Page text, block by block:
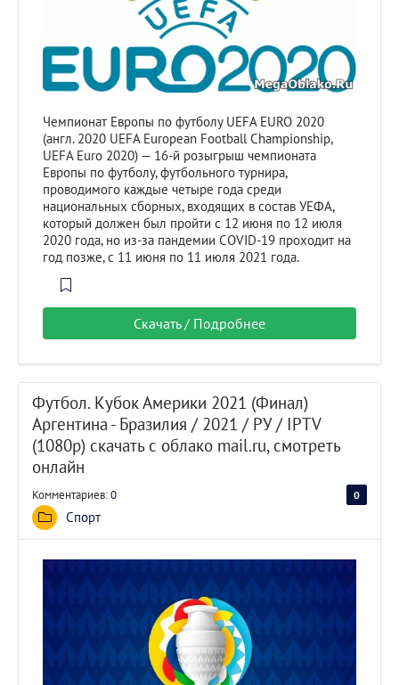
Чемпионат Европы по футболу UEFA EURO 2020
(англ. 2020 UEFA European Football Championship,
UEFA Euro 2020) — 16-й розыгрыш чемпионата
Европы по футболу, футбольного турнира,
проводимого каждые четыре года среди
национальных сборных, входящих в состав УЕФА,
который должен был пройти с 12 июня по 12 июля
2020 года, но из-за пандемии COVID-19 проходит на
год позже, с 11 июня по 11 июля 2021 года.
Скачать / Подробнее
Футбол. Кубок Америки 2021 (Финал)
Аргентина - Бразилия / 2021 / РУ / IPTV
(1080p) скачать с облако mail.ru, смотреть
онлайн
Комментариев:0 0
Спорт